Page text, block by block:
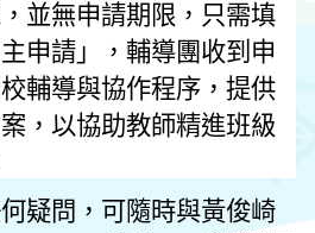
並無申請期限，只需填
申請」，輔導團收到申
輔導與協作程序，提供
，以協助教師精進班級
疑問，可隨時與黃俊崎